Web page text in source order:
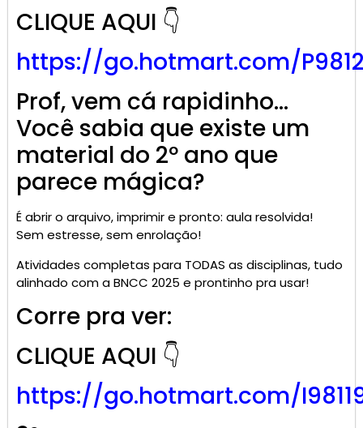
CLIQUE AQUI 👇
https://go.hotmart.com/
Prof, vem cá rapidinho…
Você sabia que existe um
material do 2º ano que
parece mágica?
É abrir o arquivo, imprimir e pronto: aula resolvida!
Sem estresse, sem enrolação!
Atividades completas para TODAS as disciplinas, tudo
alinhado com a BNCC 2025 e prontinho pra usar!
Corre pra ver:
CLIQUE AQUI 👇
https://go.hotmart.com/